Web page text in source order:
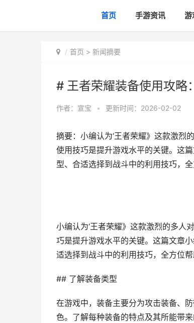
首页 手游资讯 游
首页 > 新闻摘要
# 王者荣耀装备使用攻略
作者： 宣宝 • 更新时间：2026-02-02
摘要：小编认为‘王者荣耀》这款激烈
使用技巧是提升游戏水平的关键。这
型、合适选择到战斗中的利用技巧，
小编认为‘王者荣耀》这款激烈的多人
巧是提升游戏水平的关键。这篇文章
适选择到战斗中的利用技巧，全方位帮
## 了解装备类型
在游戏中，装备主要分为攻击装备、
色。了解每种装备的特点及其所能带